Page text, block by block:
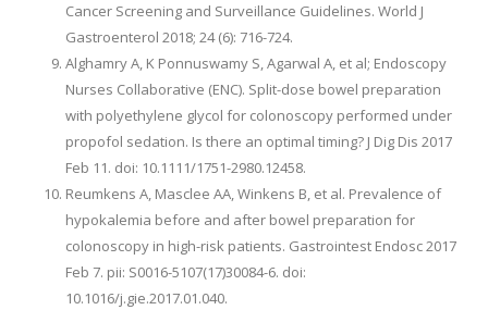
Cancer Screening and Surveillance Guidelines. World J
Gastroenterol 2018; 24 (6): 716-724.
Alghamry A, K Ponnuswamy S, Agarwal A, et al; Endoscopy
Nurses Collaborative (ENC). Split-dose bowel preparation
with polyethylene glycol for colonoscopy performed under
propofol sedation. Is there an optimal timing? J Dig Dis 2017
Feb 11. doi: 10.1111/1751-2980.12458.
Reumkens A, Masclee AA, Winkens B, et al. Prevalence of
hypokalemia before and after bowel preparation for
colonoscopy in high-risk patients. Gastrointest Endosc 2017
Feb 7. pii: S0016-5107(17)30084-6. doi:
10.1016/j.gie.2017.01.040.